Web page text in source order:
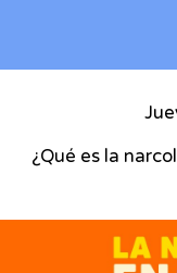
¿Qué es la